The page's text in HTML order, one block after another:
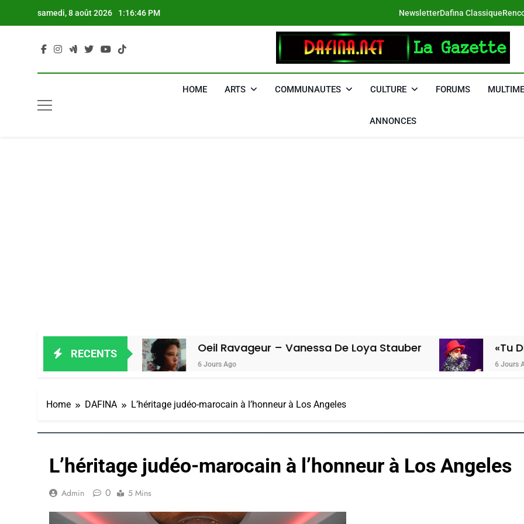
samedi, 8 août 2026 1:16:47 PM NewsletterDafina Classique
DAFINA
HOME ARTS COMMUNAUTES CULTURE FORUMS
ANNONCES
RECENTS
Amiel Oeil Ravageur – Vanessa De Loya Stauber
6 Jours Ago
«Tu Dis
6 Jours Ago
Home DAFINA L’héritage judéo-marocain à l’honneur à Los Angeles
L’héritage judéo-marocain à l’honneur à Los Angeles
Admin 0 5 Mins